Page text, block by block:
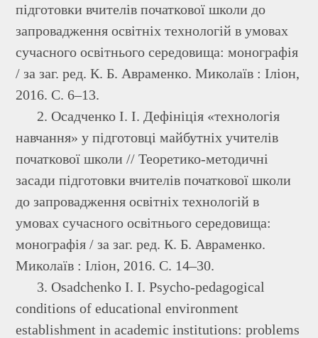
підготовки вчителів початкової школи до
запровадження освітніх технологій в умовах
сучасного освітнього середовища: монографія
/ за заг. ред. К. Б. Авраменко. Миколаїв : Іліон,
2016. С. 6–13.
2. Осадченко І. І. Дефініція «технологія
навчання» у підготовці майбутніх учителів
початкової школи // Теоретико-методичні
засади підготовки вчителів початкової школи
до запровадження освітніх технологій в
умовах сучасного освітнього середовища:
монографія / за заг. ред. К. Б. Авраменко.
Миколаїв : Іліон, 2016. С. 14–30.
3. Osadchenko I. I. Psycho-pedagogical
conditions of educational environment
establishment in academic institutions: problems